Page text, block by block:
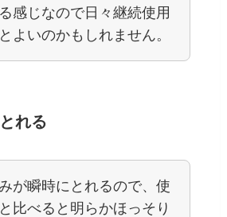
感じなので日々継続使用
よいのかもしれません。
れる
が瞬時にとれるので、使
比べると明らかほっそり